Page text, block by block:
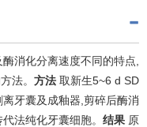
消化分离速度不同的特点,
法。 方法取新生5~6 d SD
牙囊及成釉器,剪碎后酶消
法纯化牙囊细胞。 结果 原